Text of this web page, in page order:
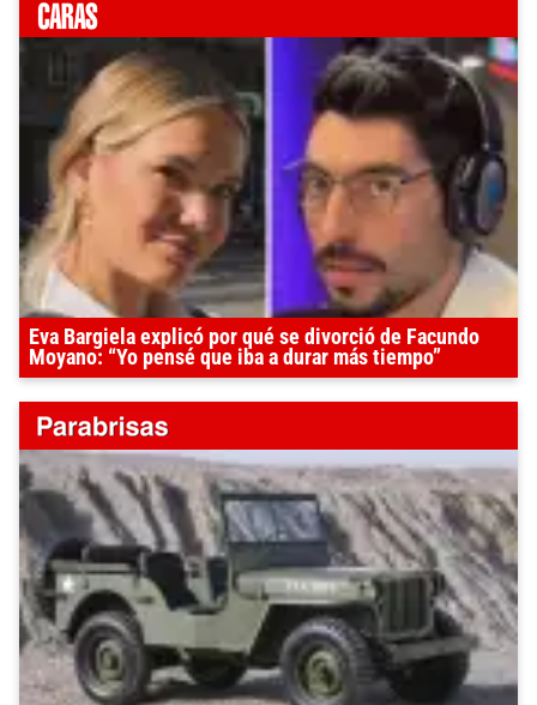
Eva Bargiela explicó por qué se divorció de Facundo
Moyano: “Yo pensé que iba a durar más tiempo”